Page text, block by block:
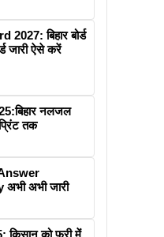
बिहार बोर्ड
जारी ऐसे करें
नलजल
तक
अभी जारी
को फ्री में